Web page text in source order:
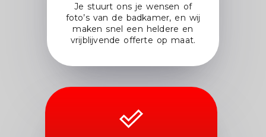
Je stuurt ons je wensen of
foto’s van de badkamer, en wij
maken snel een heldere en
vrijblijvende offerte op maat.